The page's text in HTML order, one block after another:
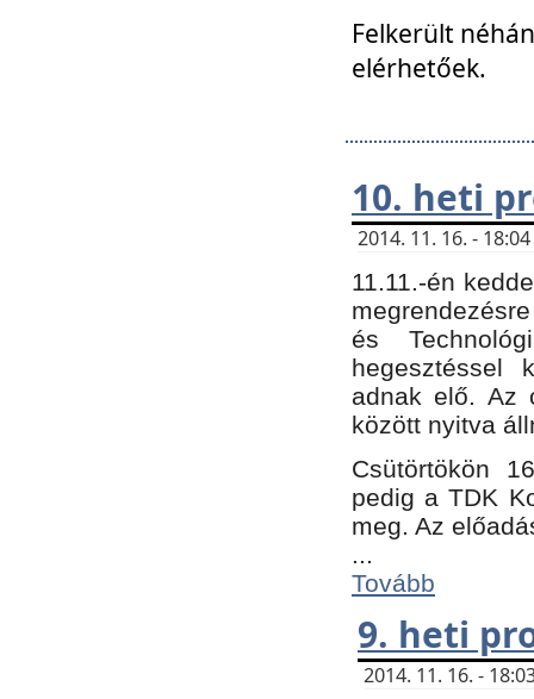
Felkerült
elérhetőek.
10. heti
2014. 11. 16. -
11.11.-én
és
hegesztéssel
adnak elő. Az
között nyitva
Csütörtökön
pedig a TDK
meg. Az
...
Tovább
9. heti
2014. 11. 16. -